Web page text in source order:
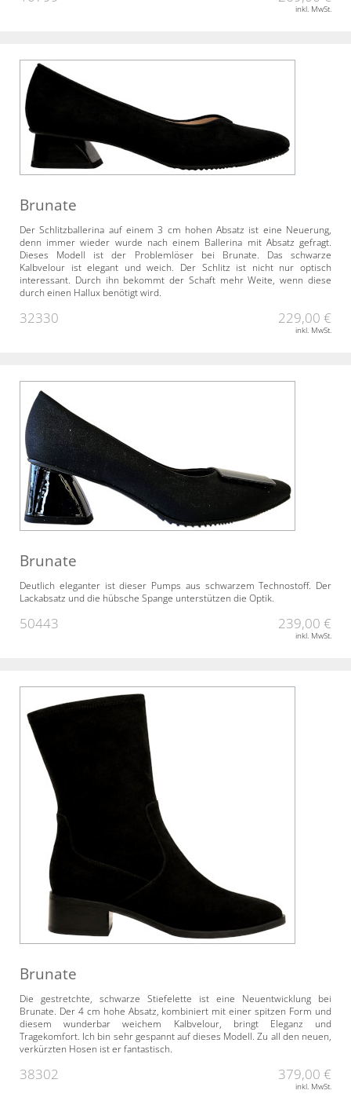
inkl. MwSt.
Brunate
Der Schlitzballerina auf einem 3 cm hohen Absatz ist eine Neuerung,
denn immer wieder wurde nach einem Ballerina mit Absatz gefragt.
Dieses Modell ist der Problemlöser bei Brunate. Das schwarze
Kalbvelour ist elegant und weich. Der Schlitz ist nicht nur optisch
interessant. Durch ihn bekommt der Schaft mehr Weite, wenn diese
durch einen Hallux benötigt wird.
32330 229,00 €
inkl. MwSt.
Brunate
Deutlich eleganter ist dieser Pumps aus schwarzem Technostoff. Der
Lackabsatz und die hübsche Spange unterstützen die Optik.
50443 239,00 €
inkl. MwSt.
Brunate
Die gestretchte, schwarze Stiefelette ist eine Neuentwicklung bei
Brunate. Der 4 cm hohe Absatz, kombiniert mit einer spitzen Form und
diesem wunderbar weichem Kalbvelour, bringt Eleganz und
Tragekomfort. Ich bin sehr gespannt auf dieses Modell. Zu all den neuen,
verkürzten Hosen ist er fantastisch.
38302 379,00 €
inkl. MwSt.